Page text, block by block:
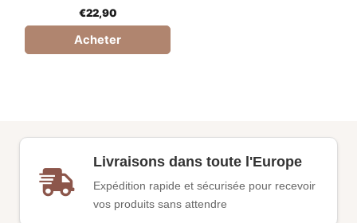
€22,90
Acheter
Livraisons dans toute l'Europe
Expédition rapide et sécurisée pour recevoir
vos produits sans attendre